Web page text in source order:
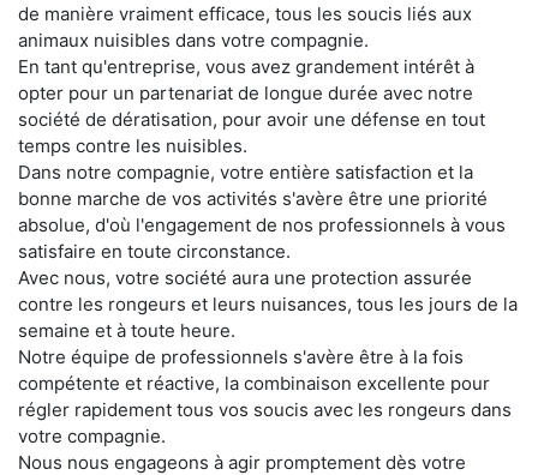
de manière vraiment efficace, tous les soucis liés aux
animaux nuisibles dans votre compagnie.
En tant qu'entreprise, vous avez grandement intérêt à
opter pour un partenariat de longue durée avec notre
société de dératisation, pour avoir une défense en tout
temps contre les nuisibles.
Dans notre compagnie, votre entière satisfaction et la
bonne marche de vos activités s'avère être une priorité
absolue, d'où l'engagement de nos professionnels à vous
satisfaire en toute circonstance.
Avec nous, votre société aura une protection assurée
contre les rongeurs et leurs nuisances, tous les jours de la
semaine et à toute heure.
Notre équipe de professionnels s'avère être à la fois
compétente et réactive, la combinaison excellente pour
régler rapidement tous vos soucis avec les rongeurs dans
votre compagnie.
Nous nous engageons à agir promptement dès votre